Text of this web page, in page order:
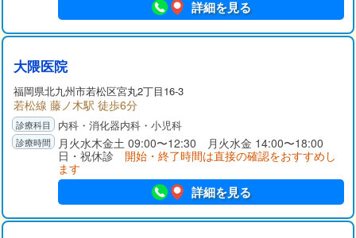
詳細を見る
大隈医院
福岡県北九州市若松区宮丸2丁目16-3
若松線 藤ノ木駅 徒歩6分
内科・消化器内科・小児科
月火水木金土 09:00〜12:30 月火水金 14:00〜18:00
日・祝休診 開始・終了時間は直接の確認をおすすめし
ます
詳細を見る